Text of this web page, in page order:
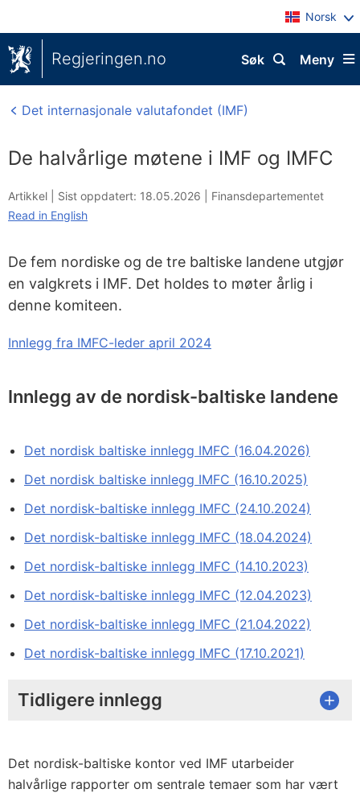
Norsk
Regjeringen.no Meny
Søk
Det internasjonale valutafondet (IMF)
De halvårlige møtene i IMF og IMFC
Artikkel | Sist oppdatert: 18.05.2026
Finansdepartementet
Read in English
De fem nordiske og de tre baltiske landene utgjør
en valgkrets i IMF. Det holdes to møter årlig i
denne komiteen.
Innlegg fra IMFC-leder april 2024
Innlegg av de nordisk-baltiske landene
Det nordisk baltiske innlegg IMFC (16.04.2026)
Det nordisk baltiske innlegg IMFC (16.10.2025)
Det nordisk-baltiske innlegg IMFC (24.10.2024)
Det nordisk-baltiske innlegg IMFC (18.04.2024)
Det nordisk-baltiske innlegg IMFC (14.10.2023)
Det nordisk-baltiske innlegg IMFC (12.04.2023)
Det nordisk-baltiske innlegg IMFC (21.04.2022)
Det nordisk-baltiske innlegg IMFC (17.10.2021)
Tidligere innlegg
Det nordisk-baltiske kontor ved IMF utarbeider
halvårlige rapporter om sentrale temaer som har vært